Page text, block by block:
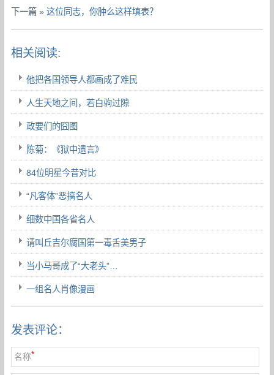
下一篇 »这位同志，你肿么这样填表？
相关阅读:
他把各国领导人都画成了难民
人生天地之间，若白驹过隙
政要们的囧图
陈菊：《狱中遗言》
84位明星今昔对比
“凡客体”恶搞名人
细数中国各省名人
请叫丘吉尔腐国第一毒舌美男子
当小马哥成了“大老头”…
一组名人肖像漫画
发表评论：
名称*